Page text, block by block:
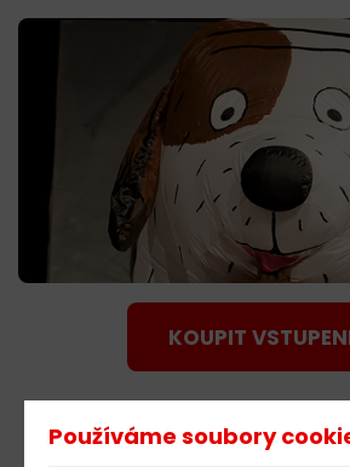
KOUPIT
603 805
Používáme soubory